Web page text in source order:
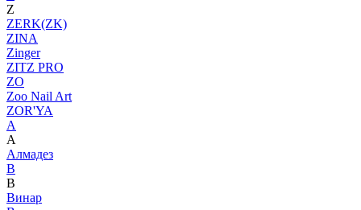
Z
ZERK(ZK)
ZINA
Zinger
ZITZ PRO
ZO
Zoo Nail Art
ZOR'YA
А
А
Алмадез
В
В
Винар